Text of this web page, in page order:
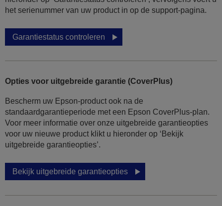
het serienummer van uw product in op de support-pagina.
Garantiestatus controleren
Opties voor uitgebreide garantie (CoverPlus)
Bescherm uw Epson-product ook na de
standaardgarantieperiode met een Epson CoverPlus-plan.
Voor meer informatie over onze uitgebreide garantieopties
voor uw nieuwe product klikt u hieronder op ‘Bekijk
uitgebreide garantieopties’.
Bekijk uitgebreide garantieopties